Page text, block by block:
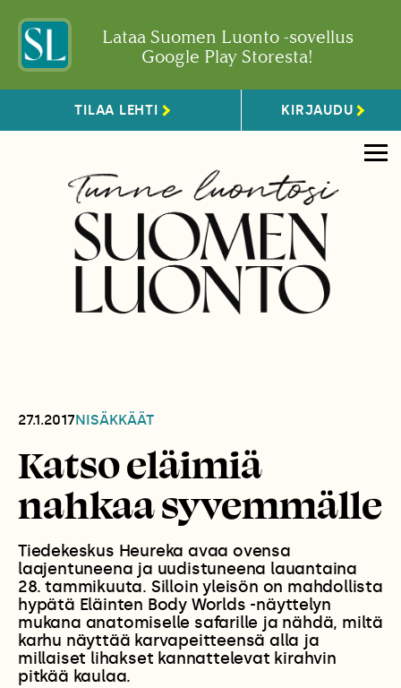
Lataa Suomen Luonto -sovellus
Google Play Storesta!
TILAA LEHTI KIRJAUDU
27.1.2017NISÄKKÄÄT
Katso eläimiä
nahkaa syvemmälle
Tiedekeskus Heureka avaa ovensa
laajentuneena ja uudistuneena lauantaina
28. tammikuuta. Silloin yleisön on mahdollista
hypätä Eläinten Body Worlds -näyttelyn
mukana anatomiselle safarille ja nähdä, miltä
karhu näyttää karvapeitteensä alla ja
millaiset lihakset kannattelevat kirahvin
pitkää kaulaa.